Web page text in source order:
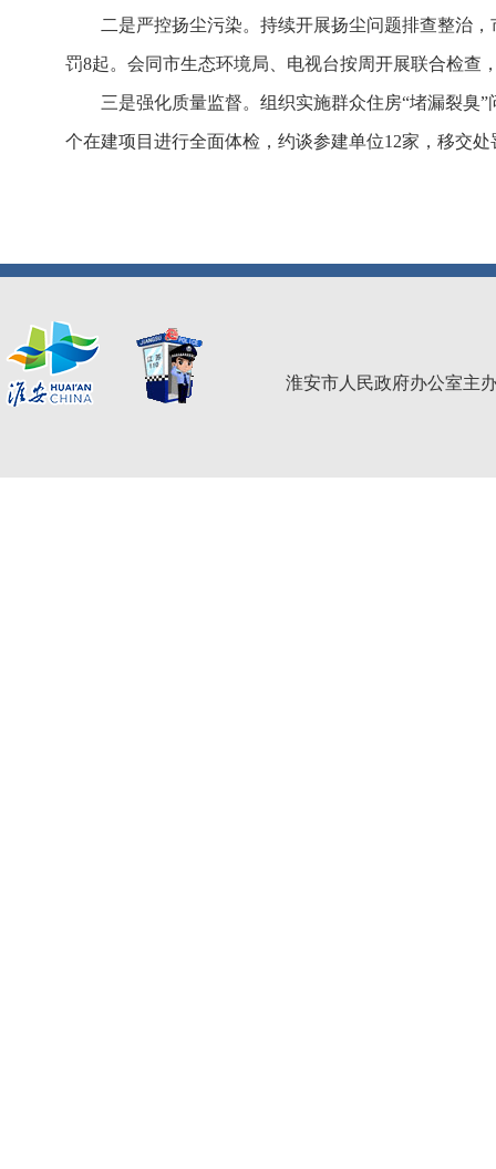
二是严控扬尘污染。持续开展扬尘问题排查整治
罚8起。会同市生态环境局、电视台按周开展联合检查
三是强化质量监督。组织实施群众住房“堵漏裂臭
个在建项目进行全面体检，约谈参建单位12家，移交
淮安市人民政府办公室主